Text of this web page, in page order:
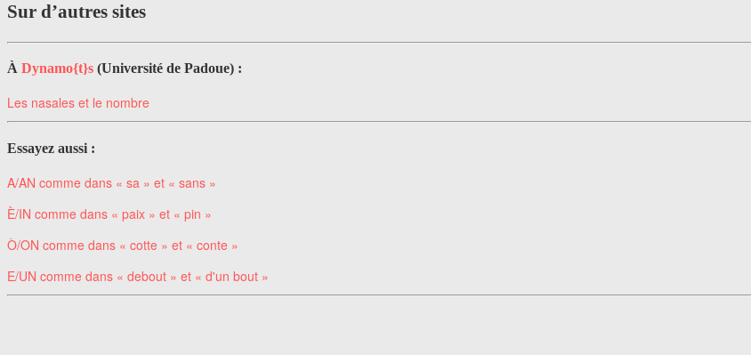
Sur d’autres sites
À Dynamo{t}s (Université de Padoue) :
Les nasales et le nombre
Essayez aussi :
A/AN comme dans « sa » et « sans »
È/IN comme dans « paix » et « pin »
Ò/ON comme dans « cotte » et « conte »
E/UN comme dans « debout » et « d'un bout »